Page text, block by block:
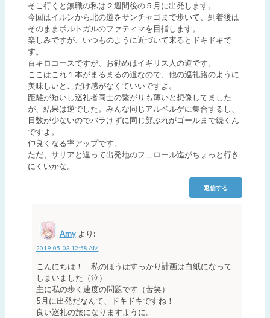
そこ行くと無職の私は２週間後の５月に出発します。
今回はイルンから北の道をサンチャゴまで歩いて、到着後は
そのままポルトガルのファティマを目指します。
楽しみですが、いつものように近づいて来るとドキドキで
す。
百キロコースですが、お勧めはイギリス人の道です。
ここはこれ１本がまるまるの道なので、他の巡礼路のように
美味しいとこだけ感がなくていいですよ。
距離が短いし巡礼者同士の繋がりも薄いと想像してました
が、結果は逆でした。みんな同じアルベルゲに集合するし、
日数が少ないのでバラけずに同じ顔ぶれがゴールまで続くん
ですよ。
仲良くなる率アップです。
ただ、サリアと違って出発地のフェロール迄がちょっと行き
にくいかな。
返信する
Amy より:
2019-05-03 12:58 AM
こんにちは！ 私のほうはすっかり計画は白紙になって
しまいました（泣）
主に私の歩く速度の問題です（苦笑）
5月に出発だなんて、ドキドキですね！
良い巡礼の旅になりますように。